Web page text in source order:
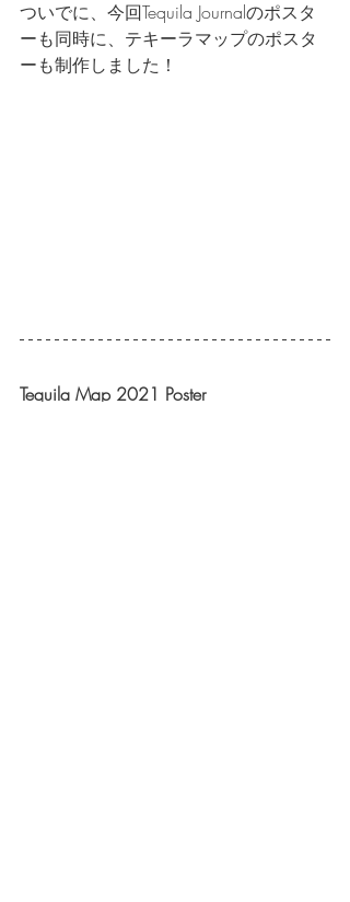
ついでに、今回Tequila Journalのポスタ
ーも同時に、テキーラマップのポスタ
ーも制作しました！
Tequila Map 2021 Poster